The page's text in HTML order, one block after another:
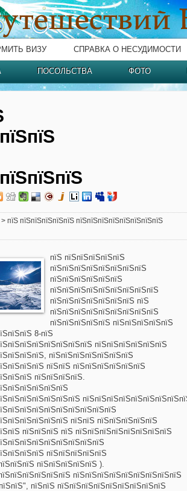
ВИЗУ СПРАВКА О НЕСУДИМОСТИ
ПОСОЛЬСТВА ФОТО
> пїЅ пїЅпїЅпїЅпїЅпїЅ пїЅпїЅпїЅпїЅпїЅпїЅпїЅпїЅ
пїЅ пїЅпїЅпїЅпїЅпїЅ
пїЅпїЅпїЅпїЅпїЅпїЅпїЅпїЅ
пїЅпїЅпїЅпїЅпїЅпїЅ
пїЅпїЅпїЅпїЅпїЅпїЅпїЅпїЅпїЅ
пїЅпїЅпїЅпїЅпїЅпїЅпїЅ пїЅ
пїЅпїЅпїЅпїЅпїЅпїЅпїЅпїЅпїЅ
пїЅпїЅпїЅпїЅпїЅ пїЅпїЅпїЅпїЅпїЅ
8-пїЅ
пїЅпїЅпїЅпїЅпїЅпїЅ
пїЅпїЅпїЅпїЅпїЅпїЅпїЅ
пїЅпїЅ пїЅпїЅпїЅпїЅпїЅпїЅ
пїЅпїЅпїЅпїЅ.
пїЅпїЅ пїЅпїЅпїЅпїЅпїЅ
пїЅпїЅпїЅ пїЅ пїЅпїЅпїЅпїЅпїЅпїЅпїЅпїЅ
пїЅпїЅпїЅпїЅпїЅ
пїЅпїЅпїЅпїЅпїЅ ).
пїЅпїЅпїЅпїЅпїЅпїЅпїЅпїЅпїЅ
пїЅпїЅ пїЅпїЅпїЅпїЅпїЅпїЅпїЅпїЅпїЅ